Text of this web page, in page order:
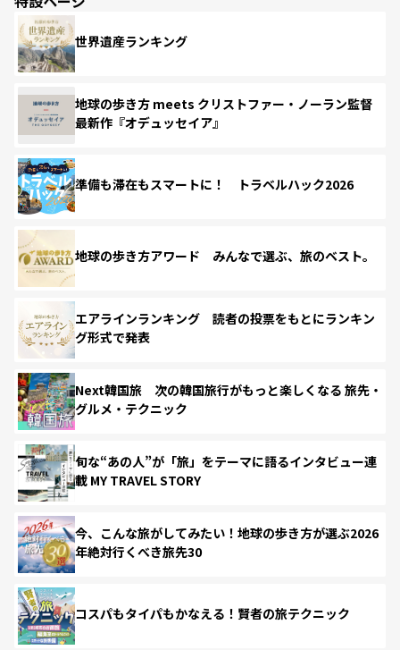
世界遺産ランキング
地球の歩き方 meets クリストファー・ノーラン監督
最新作『オデュッセイア』
準備も滞在もスマートに！ トラベルハック2026
地球の歩き方アワード みんなで選ぶ、旅のベスト。
エアラインランキング 読者の投票をもとにランキン
グ形式で発表
Next韓国旅 次の韓国旅行がもっと楽しくなる 旅先・
グルメ・テクニック
旬な“あの人”が「旅」をテーマに語るインタビュー連
載 MY TRAVEL STORY
今、こんな旅がしてみたい！地球の歩き方が選ぶ2026
年絶対行くべき旅先30
コスパもタイパもかなえる！賢者の旅テクニック